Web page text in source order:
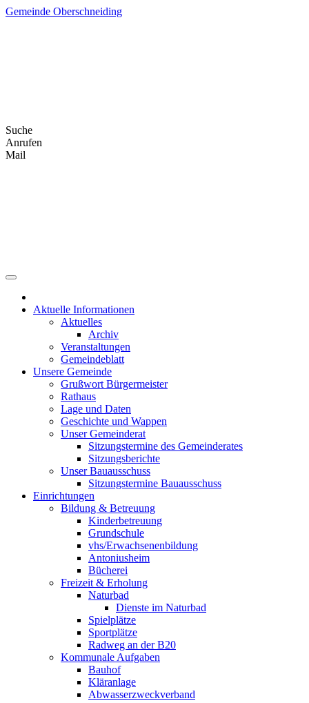
Skip
Gemeinde Oberschneiding
Suche
Anrufen
Mail
Aktuelle Informationen
Aktuelles
Archiv
Veranstaltungen
Gemeindeblatt
Unsere Gemeinde
Grußwort Bürgermeister
Rathaus
Lage und Daten
Geschichte und Wappen
Unser Gemeinderat
Sitzungstermine des Gemeinderates
Sitzungsberichte
Unser Bauausschuss
Sitzungstermine Bauausschuss
Einrichtungen
Bildung & Betreuung
Kinderbetreuung
Grundschule
vhs/Erwachsenenbildung
Antoniusheim
Bücherei
Freizeit & Erholung
Naturbad
Dienste im Naturbad
Spielplätze
Sportplätze
Radweg an der B20
Kommunale Aufgaben
Bauhof
Kläranlage
Abwasserzweckverband